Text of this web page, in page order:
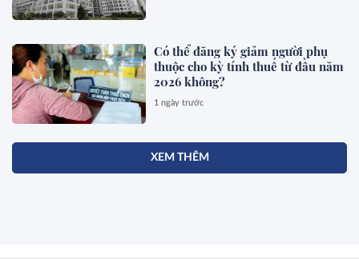
Có thể đăng ký giảm người phụ
thuộc cho kỳ tính thuế từ đầu năm
2026 không?
1 ngày trước
XEM THÊM